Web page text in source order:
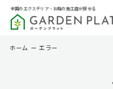
全国のエクステリア・お庭の施工店が探せる
ホーム ー エラー